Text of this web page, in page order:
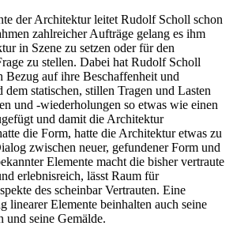
der Architektur leitet Rudolf Scholl schon
zahlreicher Aufträge gelang es ihm
in Szene zu setzen oder für den
zu stellen. Dabei hat Rudolf Scholl
Bezug auf ihre Beschaffenheit und
statischen, stillen Tragen und Lasten
und -wiederholungen so etwas wie einen
und damit die Architektur
die Form, hatte die Architektur etwas zu
zwischen neuer, gefundener Form und
Elemente macht die bisher vertraute
erlebnisreich, lässt Raum für
des scheinbar Vertrauten. Eine
linearer Elemente beinhalten auch seine
und seine Gemälde.